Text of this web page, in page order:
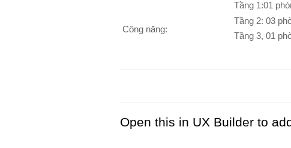
Công năng:
Tầng 1:01
Tầng 2: 03
Tầng 3, 01
Open this in UX Builder to